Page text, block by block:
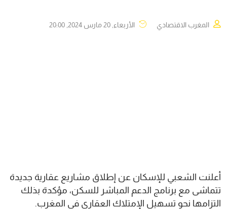
المغرب الاقتصادي الأربعاء, 20 مارس 2024, 20:00
أعلنت الشعبي للإسكان عن إطلاق مشاريع عقارية جديدة
تتماشى مع برنامج الدعم المباشر للسكن، مؤكدة بذلك
التزامها نحو تسهيل الإمتلاك العقاري في المغرب.